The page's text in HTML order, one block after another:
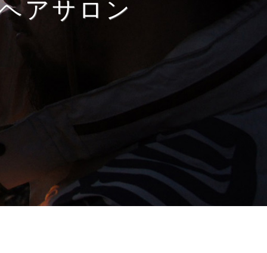
アサロン